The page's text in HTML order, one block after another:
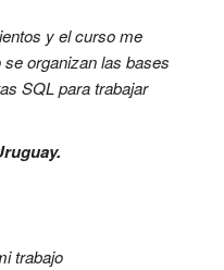
y el curso me
organizan las bases
SQL para trabajar
trabajo